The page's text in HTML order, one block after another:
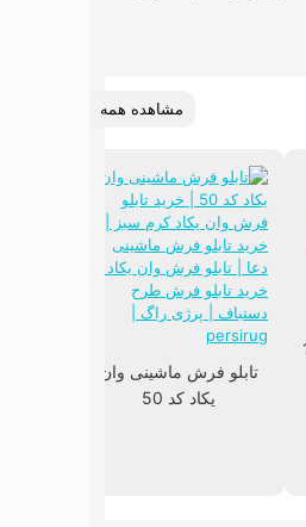
مشاهده همه
تابلو فرش ماشینی وان
یکاد کد 50